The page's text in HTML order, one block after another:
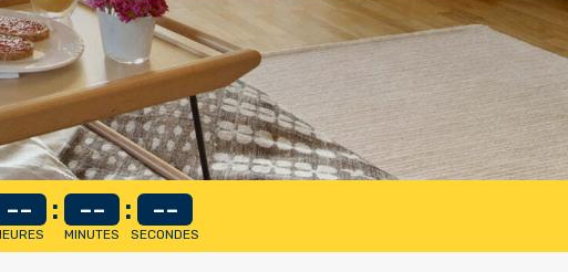
-- : --
MINUTES
: --
SECONDES